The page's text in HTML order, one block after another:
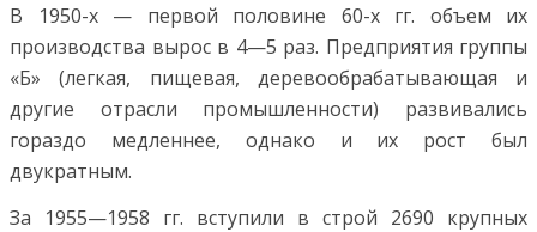
В 1950-х — первой половине 60-х гг. объем их
производства вырос в 4—5 раз. Предприятия группы
«Б» (легкая, пищевая, деревообрабатывающая и
другие отрасли промышленности) развивались
гораздо медленнее, однако и их рост был
двукратным.
За 1955—1958 гг. вступили в строй 2690 крупных